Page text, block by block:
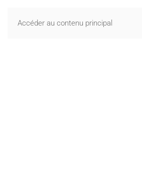
Accéder au contenu principal